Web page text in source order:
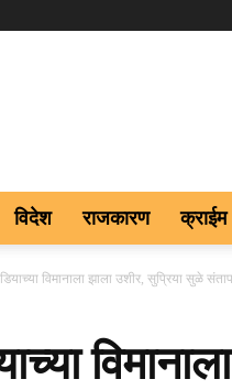
विदेश राजकारण क्राईम
विमानाला झाला उशीर, सुप्रिया सुळे